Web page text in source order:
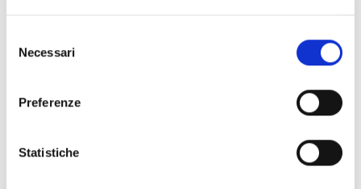
delNecessari
Preferenze
Statistiche